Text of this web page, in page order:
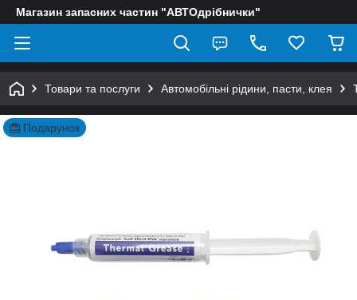
Магазин запасних частин "АВТОдрібнички"
Товари та послуги Автомобільні рідини, пасти, клея
Подарунок